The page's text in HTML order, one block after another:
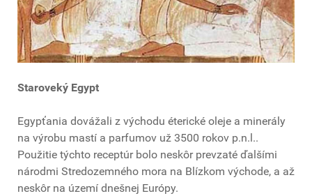
Staroveký Egypt
Egypťania dovážali z východu éterické oleje a minerály
na výrobu mastí a parfumov už 3500 rokov p.n.l..
Použitie týchto receptúr bolo neskôr prevzaté ďalšími
národmi Stredozemného mora na Blízkom východe, a až
neskôr na území dnešnej Európy.